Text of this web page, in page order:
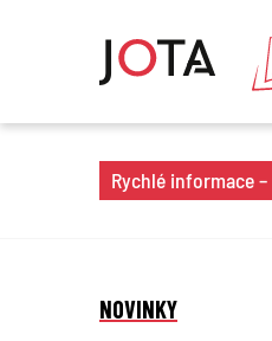
Rychlé informace –
NOVINKY